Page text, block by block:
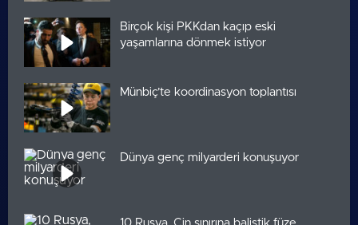
Birçok kişi PKKdan kaçıp eski
yaşamlarına dönmek istiyor
Münbiç’te koordinasyon toplantısı
Dünya genç milyarderi konuşuyor
10 Rusya, Çin sınırına balistik füze